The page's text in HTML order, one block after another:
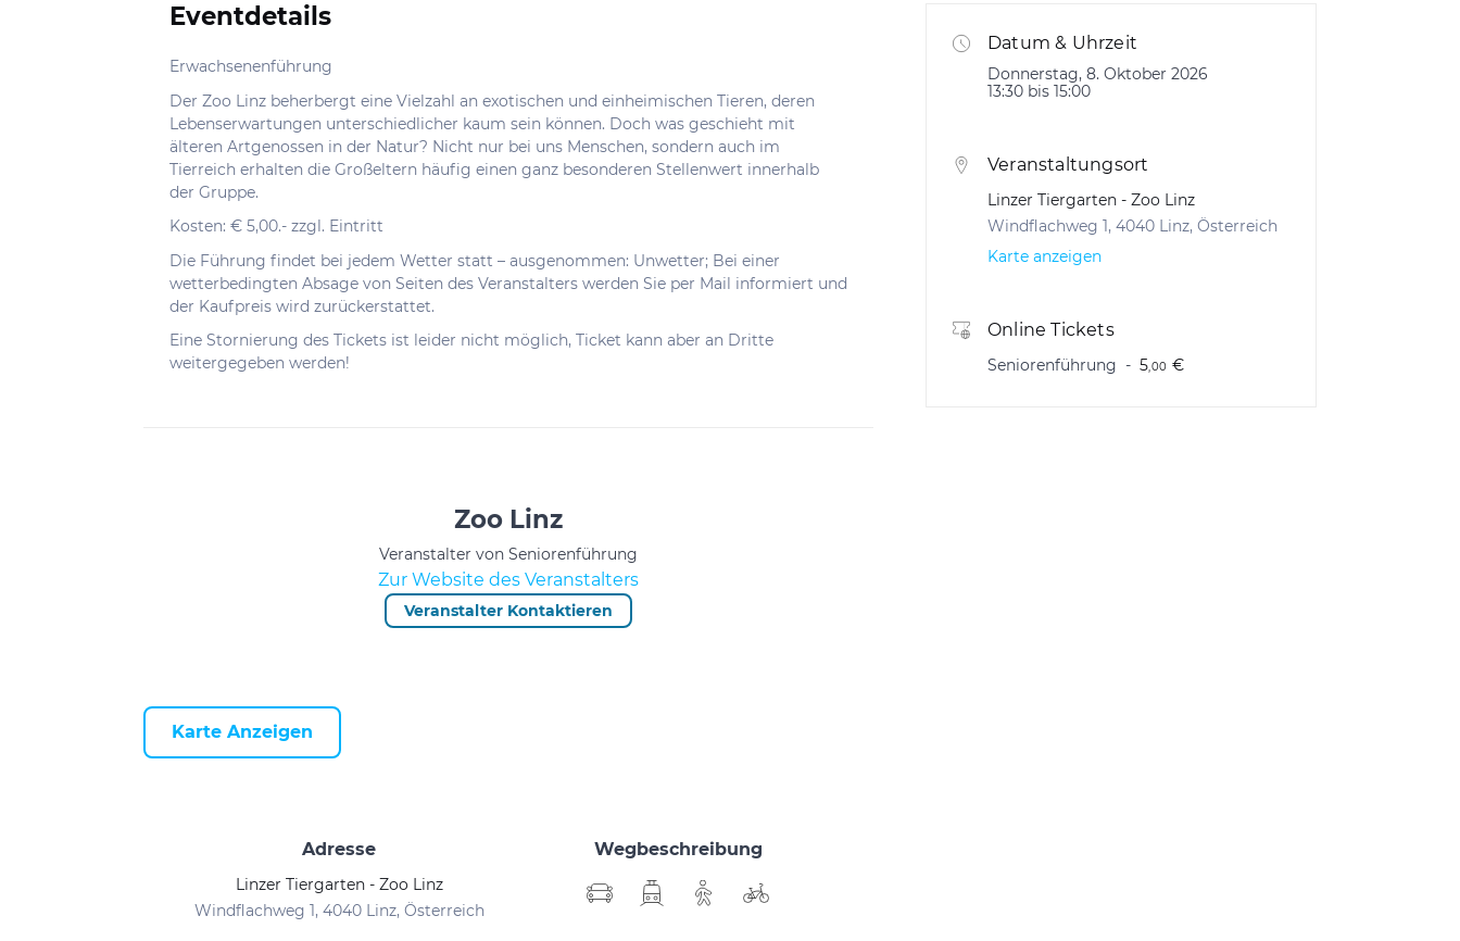
Informationen
Eventdetails
Erwachsenenführung
Der Zoo Linz beherbergt eine Vielzahl an exotischen und einheimischen Tieren, deren
Lebenserwartungen unterschiedlicher kaum sein können. Doch was geschieht mit
älteren Artgenossen in der Natur? Nicht nur bei uns Menschen, sondern auch im
Tierreich erhalten die Großeltern häufig einen ganz besonderen Stellenwert innerhalb
der Gruppe.
Kosten: € 5,00.- zzgl. Eintritt
Die Führung findet bei jedem Wetter statt – ausgenommen: Unwetter; Bei einer
wetterbedingten Absage von Seiten des Veranstalters werden Sie per Mail informiert und
der Kaufpreis wird zurückerstattet.
Eine Stornierung des Tickets ist leider nicht möglich, Ticket kann aber an Dritte
weitergegeben werden!
Zoo Linz
Veranstalter von Seniorenführung
Zur Website des Veranstalters
Veranstalter Kontaktieren
Karte Anzeigen
Adresse
Linzer Tiergarten - Zoo Linz
Windflachweg 1, 4040 Linz, Österreich
Wegbeschreibung
Datum & Uhrzeit
Donnerstag, 8. Oktober 2026
13:30 bis 15:00
Veranstaltungsort
Linzer Tiergarten - Zoo Linz
Windflachweg 1, 4040 Linz, Österreich
Karte anzeigen
Online Tickets
Seniorenführung 5,00 €